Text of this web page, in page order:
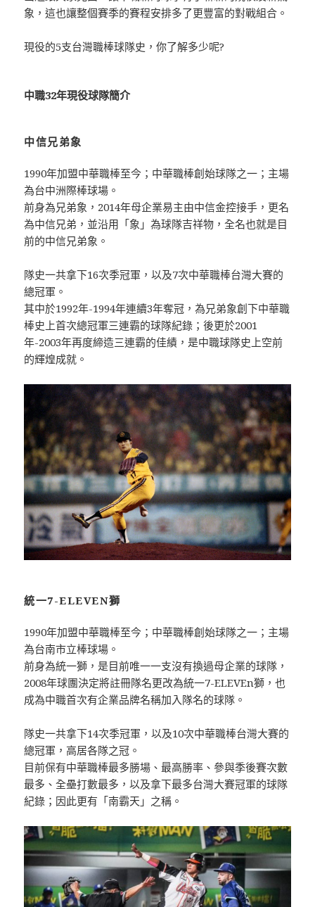
象，這也讓整個賽季的賽程安排多了更豐富的對戰組合。
現役的5支台灣職棒球隊史，你了解多少呢?
中職32年現役球隊簡介
中信兄弟象
1990年加盟中華職棒至今；中華職棒創始球隊之一；主場
為台中洲際棒球場。
前身為兄弟象，2014年母企業易主由中信金控接手，更名
為中信兄弟，並沿用「象」為球隊吉祥物，全名也就是目
前的中信兄弟象。
隊史一共拿下16次季冠軍，以及7次中華職棒台灣大賽的
總冠軍。
其中於1992年-1994年連續3年奪冠，為兄弟象創下中華職
棒史上首次總冠軍三連霸的球隊紀錄；後更於2001
年-2003年再度締造三連霸的佳績，是中職球隊史上空前
的輝煌成就。
統一7-ELEVEN獅
1990年加盟中華職棒至今；中華職棒創始球隊之一；主場
為台南市立棒球場。
前身為統一獅，是目前唯一一支沒有換過母企業的球隊，
2008年球團決定將註冊隊名更改為統一7-ELEVEn獅，也
成為中職首次有企業品牌名稱加入隊名的球隊。
隊史一共拿下14次季冠軍，以及10次中華職棒台灣大賽的
總冠軍，高居各隊之冠。
目前保有中華職棒最多勝場、最高勝率、參與季後賽次數
最多、全壘打數最多，以及拿下最多台灣大賽冠軍的球隊
紀錄；因此更有「南霸天」之稱。